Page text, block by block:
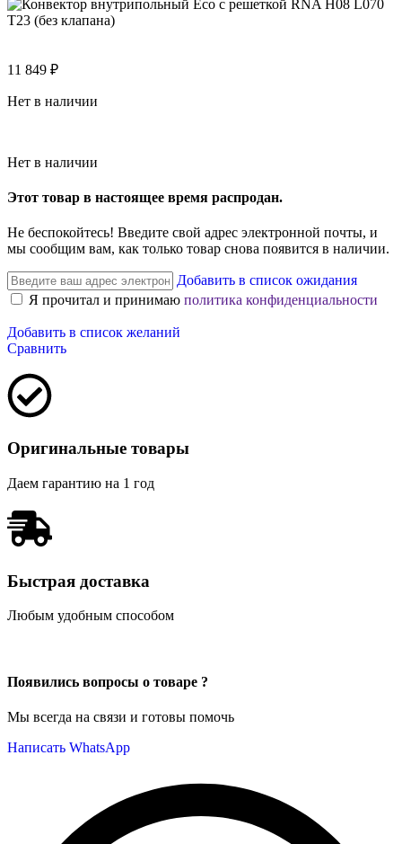
11 849 ₽
Нет в наличии
Нет в наличии
Этот товар в настоящее время распродан.
Не беспокойтесь! Введите свой адрес электронной почты, и
мы сообщим вам, как только товар снова появится в наличии.
Добавить в список ожидания
Я прочитал и принимаю политика конфиденциальности
Добавить в список желаний
Сравнить
Оригинальные товары
Даем гарантию на 1 год
Быстрая доставка
Любым удобным способом
Появились вопросы о товаре ?
Мы всегда на связи и готовы помочь
Написать WhatsApp